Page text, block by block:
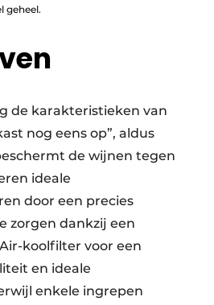
geheel.
de karakteristieken van
nog eens op”, aldus
de wijnen tegen
ideale
door een precies
zorgen dankzij een
koolfilter voor een
en ideale
enkele ingrepen